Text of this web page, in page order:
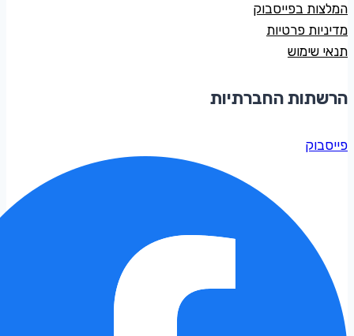
המלצות בפייסבוק
מדיניות פרטיות
תנאי שימוש
הרשתות החברתיות
פייסבוק